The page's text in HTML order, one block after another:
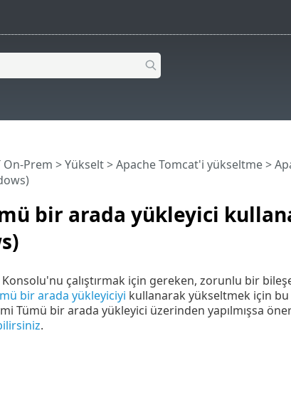
bir arada yükleyici
On-Prem >Yükselt>Apache Tomcat'i yükseltme>
Konsolu'nu çalıştırmak için gereken, zorunlu bir
bir arada yükleyiciyi kullanarak yükseltmek için
Tümü bir arada yükleyici üzerinden yapılmışsa
.